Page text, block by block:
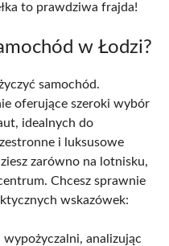
to prawdziwa frajda!
w Łodzi?
samochód.
oferujące szeroki wybór
idealnych do
i luksusowe
zarówno na lotnisku,
Chcesz sprawnie
wskazówek:
analizując